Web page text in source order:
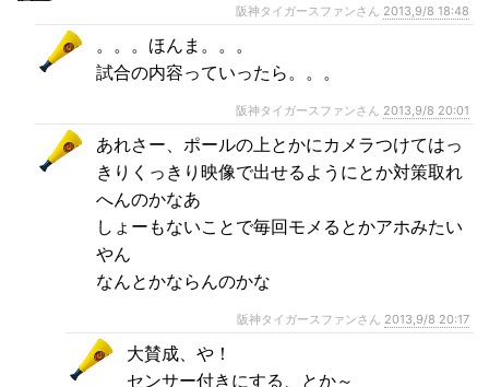
阪神タイガースファンさん 2013,9/8 18:48
。。。ほんま。。。
試合の内容っていったら。。。
阪神タイガースファンさん 2013,9/8 20:01
あれさー、ポールの上とかにカメラつけてはっ
きりくっきり映像で出せるようにとか対策取れ
へんのかなあ
しょーもないことで毎回モメるとかアホみたい
やん
なんとかならんのかな
阪神タイガースファンさん 2013,9/8 20:17
大賛成、や！
センサー付きにする、とか～